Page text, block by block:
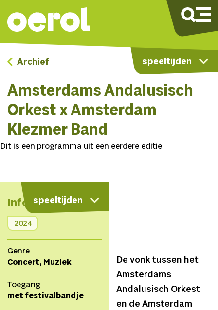
speeltijden
Archief
Amsterdams Andalusisch
Orkest x Amsterdam
Klezmer Band
Dit is een programma uit een eerdere editie
speeltijden
Info
2024
Genre
Concert, Muziek
Toegang
met festivalbandje
De vonk tussen het
Amsterdams
Andalusisch Orkest
en de Amsterdam